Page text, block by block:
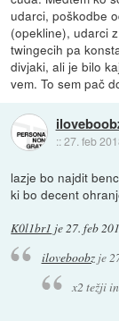
udarci, poškodbe
(opekline), udarci
twingecih pa
divjaki, ali je bilo
vem. To sem pač
::27. feb
lazje bo najdit
ki bo decent
K0l1br1 je27. feb
iloveboobzje
x2 težji